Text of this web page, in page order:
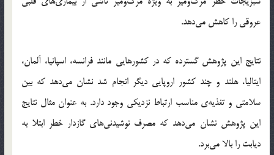
عروقی را کاهش می‌دهد.
نتایج این پژوهش گسترده که در کشورهایی مانند فرانسه، اسپانیا، آلمان،
ایتالیا، هلند و چند کشور اروپایی دیگر انجام شد نشان می‌دهد که بین
سلامتی و تغذیه‌ی مناسب ارتباط نزدیکی وجود دارد. به عنوان مثال نتایج
این پژوهش نشان می‌دهد که مصرف نوشیدنی‌های گازدار خطر ابتلا به
دیابت را بالا می‌برد.